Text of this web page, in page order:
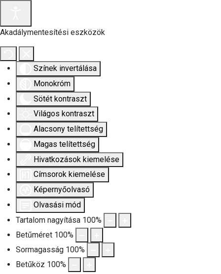
Akadálymentesítési eszközök
Színek invertálása
Monokróm
Sötét kontraszt
Világos kontraszt
Alacsony telítettség
Magas telítettség
Hivatkozások kiemelése
Címsorok kiemelése
Képernyőolvasó
Olvasási mód
Tartalom nagyítása 100%
Betűméret 100%
Sormagasság 100%
Betűköz 100%